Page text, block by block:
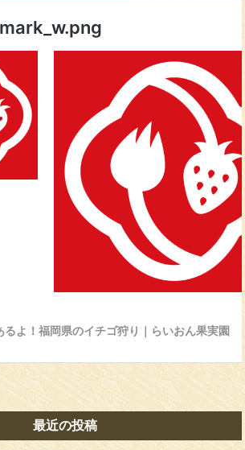
最近の投稿